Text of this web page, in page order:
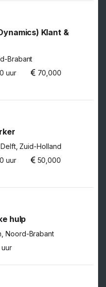
Klant &
Brabant
uur
70,000
Delft, Zuid-Holland
uur
50,000
hulp
Noord-Brabant